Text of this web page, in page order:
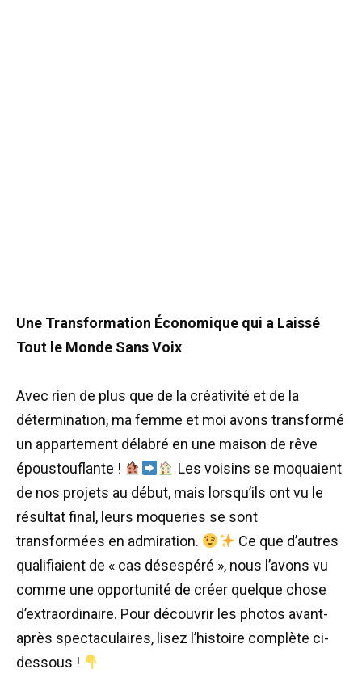
Une Transformation Économique qui a Laissé
Tout le Monde Sans Voix
Avec rien de plus que de la créativité et de la
détermination, ma femme et moi avons transformé
un appartement délabré en une maison de rêve
époustouflante !
Les voisins se moquaient
de nos projets au début, mais lorsqu’ils ont vu le
résultat final, leurs moqueries se sont
transformées en admiration.
Ce que d’autres
qualifiaient de « cas désespéré », nous l’avons vu
comme une opportunité de créer quelque chose
d’extraordinaire. Pour découvrir les photos avant-
après spectaculaires, lisez l’histoire complète ci-
dessous !